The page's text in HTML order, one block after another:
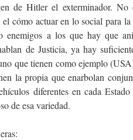
de Hitler el exterminador. No
cómo actuar en lo social para
enemigos a los que hay que
de Justicia, ya hay
que tienen como ejemplo
la propia que enarbolan
diferentes en cada
de esa variedad.